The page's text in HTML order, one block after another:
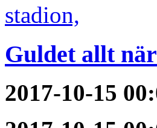
Guldet allt
2017-10-15